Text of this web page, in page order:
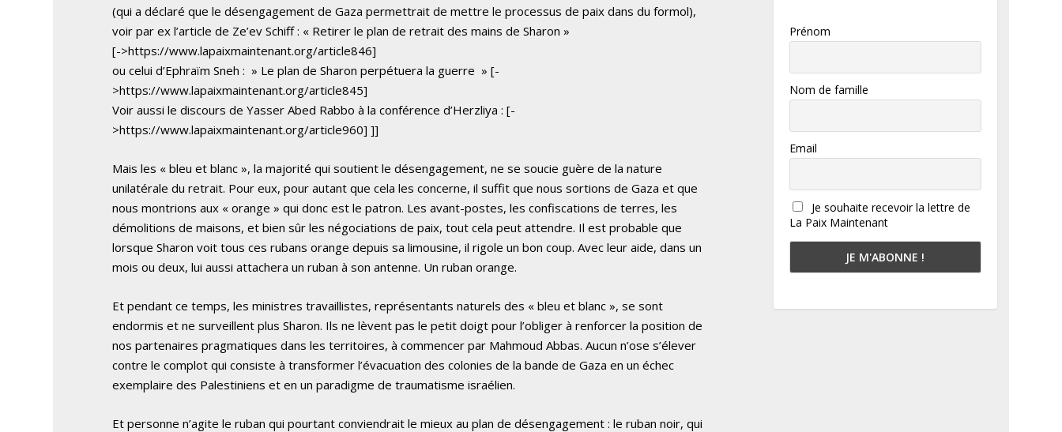
(qui a déclaré que le désengagement de Gaza permettrait de mettre le processus de paix dans du formol),
voir par ex l’article de Ze’ev Schiff : « Retirer le plan de retrait des mains de Sharon »
[->https://www.lapaixmaintenant.org/article846]
ou celui d’Ephraïm Sneh : » Le plan de Sharon perpétuera la guerre » [-
>https://www.lapaixmaintenant.org/article845]
Voir aussi le discours de Yasser Abed Rabbo à la conférence d’Herzliya : [-
>https://www.lapaixmaintenant.org/article960] ]]
Mais les « bleu et blanc », la majorité qui soutient le désengagement, ne se soucie guère de la nature
unilatérale du retrait. Pour eux, pour autant que cela les concerne, il suffit que nous sortions de Gaza et que
nous montrions aux « orange » qui donc est le patron. Les avant-postes, les confiscations de terres, les
démolitions de maisons, et bien sûr les négociations de paix, tout cela peut attendre. Il est probable que
lorsque Sharon voit tous ces rubans orange depuis sa limousine, il rigole un bon coup. Avec leur aide, dans un
mois ou deux, lui aussi attachera un ruban à son antenne. Un ruban orange.
Et pendant ce temps, les ministres travaillistes, représentants naturels des « bleu et blanc », se sont
endormis et ne surveillent plus Sharon. Ils ne lèvent pas le petit doigt pour l’obliger à renforcer la position de
nos partenaires pragmatiques dans les territoires, à commencer par Mahmoud Abbas. Aucun n’ose s’élever
contre le complot qui consiste à transformer l’évacuation des colonies de la bande de Gaza en un échec
exemplaire des Palestiniens et en un paradigme de traumatisme israélien.
Et personne n’agite le ruban qui pourtant conviendrait le mieux au plan de désengagement : le ruban noir, qui
Prénom
Nom de famille
Email
Je souhaite recevoir la lettre de
La Paix Maintenant